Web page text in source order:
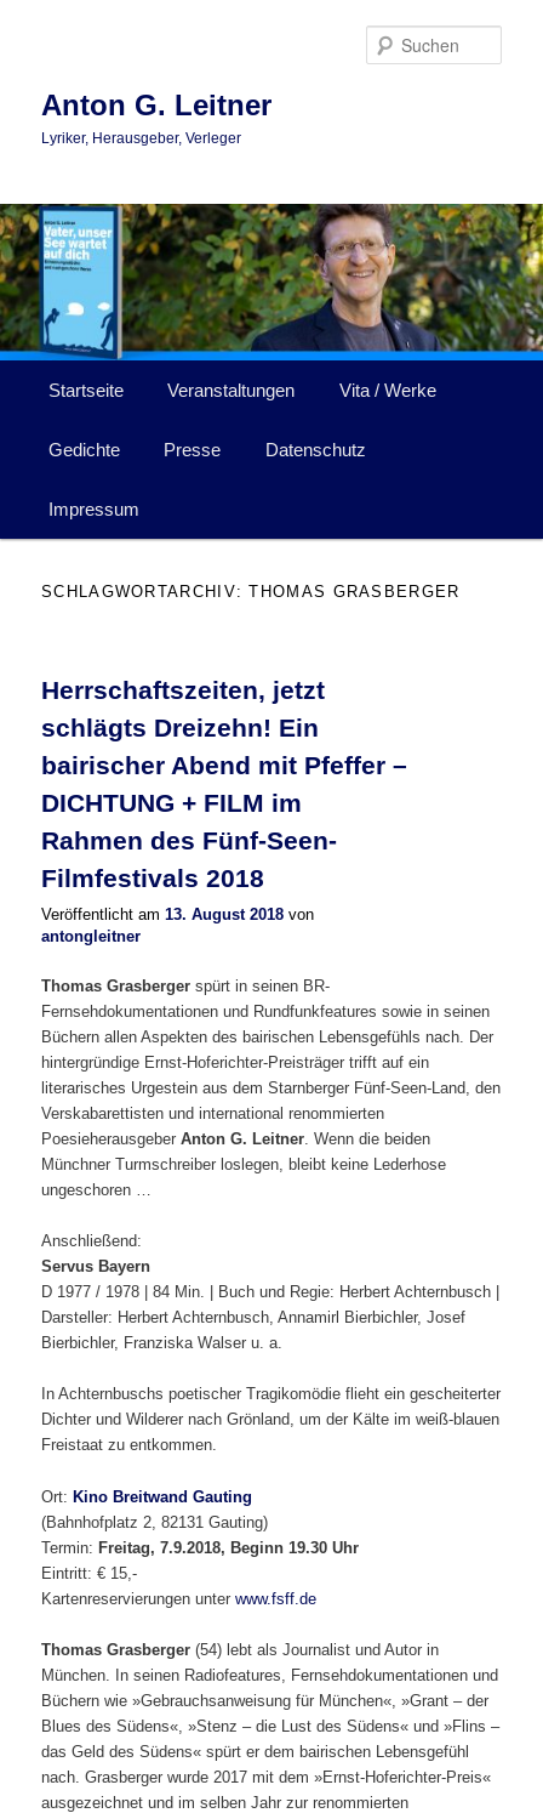
Anton G. Leitner
Lyriker, Herausgeber, Verleger
Startseite Veranstaltungen Vita / Werke
Gedichte Presse Datenschutz
Impressum
SCHLAGWORTARCHIV:THOMAS GRASBERGER
Herrschaftszeiten, jetzt
schlägts Dreizehn! Ein
bairischer Abend mit Pfeffer –
DICHTUNG + FILM im
Rahmen des Fünf-Seen-
Filmfestivals 2018
Veröffentlicht am13. August 2018 von
antongleitner
Thomas Grasberger spürt in seinen BR-
Fernsehdokumentationen und Rundfunkfeatures sowie in seinen
Büchern allen Aspekten des bairischen Lebensgefühls nach. Der
hintergründige Ernst-Hoferichter-Preisträger trifft auf ein
literarisches Urgestein aus dem Starnberger Fünf-Seen-Land, den
Verskabarettisten und international renommierten
PoesieherausgeberAnton G. Leitner. Wenn die beiden
Münchner Turmschreiber loslegen, bleibt keine Lederhose
ungeschoren …
Anschließend:
Servus Bayern
D 1977 / 1978 | 84 Min. | Buch und Regie: Herbert Achternbusch |
Darsteller: Herbert Achternbusch, Annamirl Bierbichler, Josef
Bierbichler, Franziska Walser u. a.
In Achternbuschs poetischer Tragikomödie flieht ein gescheiterter
Dichter und Wilderer nach Grönland, um der Kälte im weiß-blauen
Freistaat zu entkommen.
Ort:Kino Breitwand Gauting
(Bahnhofplatz 2, 82131 Gauting)
Termin:Freitag, 7.9.2018, Beginn 19.30 Uhr
Eintritt: € 15,-
Kartenreservierungen unterwww.fsff.de
Thomas Grasberger (54) lebt als Journalist und Autor in
München. In seinen Radiofeatures, Fernsehdokumentationen und
Büchern wie »Gebrauchsanweisung für München«, »Grant – der
Blues des Südens«, »Stenz – die Lust des Südens« und »Flins –
das Geld des Südens« spürt er dem bairischen Lebensgefühl
nach. Grasberger wurde 2017 mit dem »Ernst-Hoferichter-Preis«
ausgezeichnet und im selben Jahr zur renommierten